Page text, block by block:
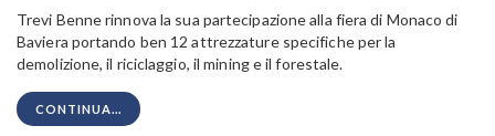
Trevi Benne rinnova la sua partecipazione alla fiera di Monaco di
Baviera portando ben 12 attrezzature specifiche per la
demolizione, il riciclaggio, il mining e il forestale.
CONTINUA...